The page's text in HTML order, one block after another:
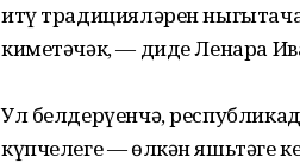
итү традицияләрен
киметәчәк, — диде Ленара
Ул белдерүенчә,
күпчелеге — өлкән яшьтәге